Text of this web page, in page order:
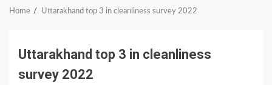
Home Uttarakhand top 3 in cleanliness survey 2022
Uttarakhand top 3 in cleanliness
survey 2022